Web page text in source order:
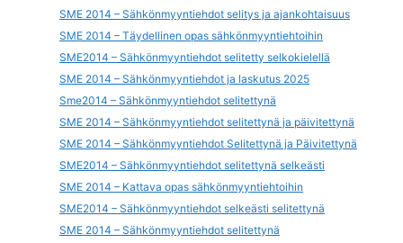
SME 2014 – Sähkönmyyntiehdot selitys ja ajankohtaisuus
SME 2014 – Täydellinen opas sähkönmyyntiehtoihin
SME2014 – Sähkönmyyntiehdot selitetty selkokielellä
SME 2014 – Sähkönmyyntiehdot ja laskutus 2025
Sme2014 – Sähkönmyyntiehdot selitettynä
SME 2014 – Sähkönmyyntiehdot selitettynä ja päivitettynä
SME 2014 – Sähkönmyyntiehdot Selitettynä ja Päivitettynä
SME2014 – Sähkönmyyntiehdot selitettynä selkeästi
SME 2014 – Kattava opas sähkönmyyntiehtoihin
SME2014 – Sähkönmyyntiehdot selkeästi selitettynä
SME 2014 – Sähkönmyyntiehdot selitettynä